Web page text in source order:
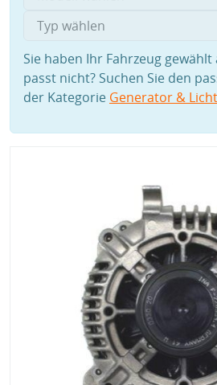
Sie haben Ihr Fahrzeug
passt nicht? Suchen Sie den
der Kategorie Generator &